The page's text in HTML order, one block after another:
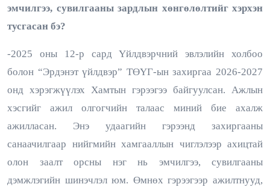
эмчилгээ, сувилгааны зардлын хөнгөлөлтийг хэрхэн
тусгасан бэ?
-2025 оны 12-р сард Үйлдвэрчний эвлэлийн холбоо
болон “Эрдэнэт үйлдвэр” ТӨҮГ-ын захиргаа 2026-2027
онд хэрэгжүүлэх Хамтын гэрээгээ байгуулсан. Ажлын
хэсгийг ажил олгогчийн талаас миний бие ахалж
ажилласан. Энэ удаагийн гэрээнд захиргааны
санаачилгаар нийгмийн хамгааллын чиглэлээр ахицтай
олон заалт орсны нэг нь эмчилгээ, сувилгааны
дэмжлэгийн шинэчлэл юм. Өмнөх гэрээгээр ажилтнууд,